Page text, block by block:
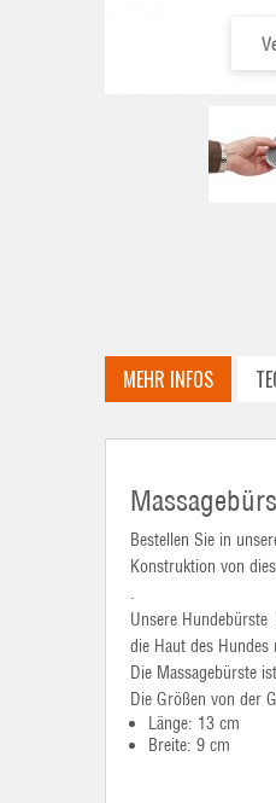
MEHR INFOS
Bestellen Sie in
Konstruktion von
.
Unsere
die Haut des
Die Massagebürste
Die Größen von der
Länge: 13 cm
Breite: 9 cm